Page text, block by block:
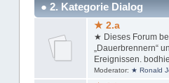
● 2. Kategorie Dialog
★ 2.a
★ Dieses Forum
„Dauerbrennern“
Ereignissen.
Moderator: ★ Ronald